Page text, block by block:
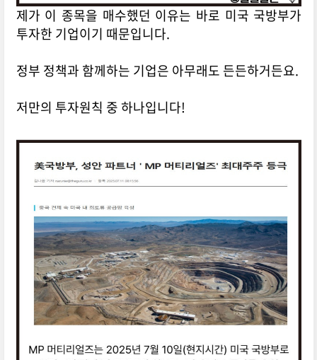
제가 이 종목을 매수했던 이유는 바로 미국 국방부가
투자한 기업이기 때문입니다.
정부 정책과 함께하는 기업은 아무래도 든든하거든요.
저만의 투자원칙 중 하나입니다!